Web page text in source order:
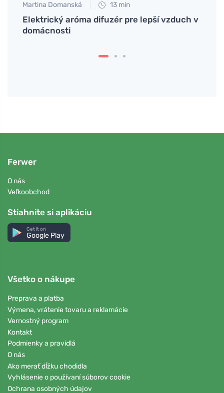
Martina Domanská 13 min
Elektrický aróma difuzér pre lepší vzduch v
domácnosti
Ferwer
O nás
Veľkoobchod
Stiahnite si aplikáciu
Get it on
Google Play
Všetko o nákupe
Preprava a platba
Výmena, vrátenie tovaru a reklamácie
Vernostný program
Kontakt
Podmienky a pravidlá
O nás
Ako merať dĺžku chodidla
Vyhlásenie o používaní súborov cookie
Ochrana osobných údajov